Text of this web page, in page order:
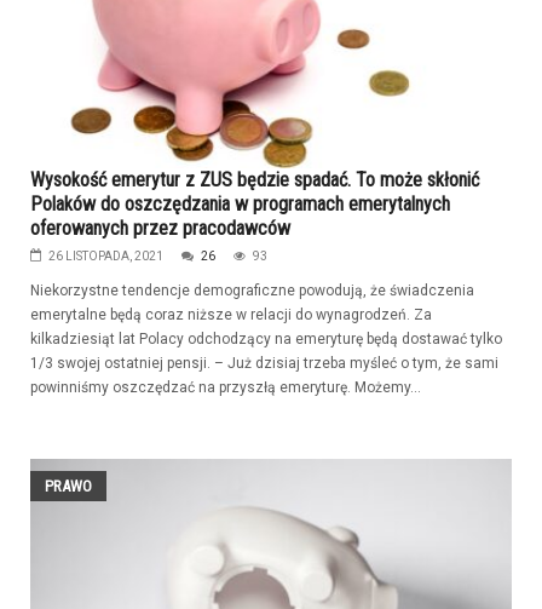
Wysokość emerytur z ZUS będzie spadać. To może skłonić
Polaków do oszczędzania w programach emerytalnych
oferowanych przez pracodawców
26 LISTOPADA, 2021 26 93
Niekorzystne tendencje demograficzne powodują, że świadczenia
emerytalne będą coraz niższe w relacji do wynagrodzeń. Za
kilkadziesiąt lat Polacy odchodzący na emeryturę będą dostawać tylko
1/3 swojej ostatniej pensji. – Już dzisiaj trzeba myśleć o tym, że sami
powinniśmy oszczędzać na przyszłą emeryturę. Możemy...
PRAWO